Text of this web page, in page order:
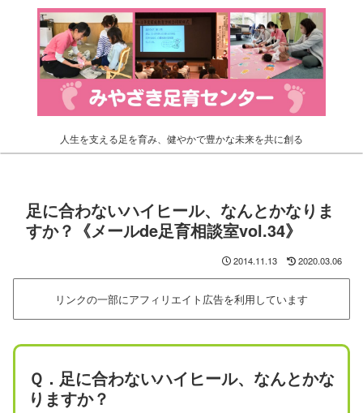
人生を支える足を育み、健やかで豊かな未来を共に創る
足に合わないハイヒール、なんとかなりま
すか？《メールde足育相談室vol.34》
2014.11.13 2020.03.06
リンクの一部にアフィリエイト広告を利用しています
Ｑ．足に合わないハイヒール、なんとかな
りますか？